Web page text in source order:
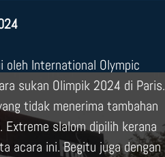
oleh International Olympic
sukan Olimpik 2024 di Paris.
tidak menerima tambahan
Extreme slalom dipilih kerana
acara ini. Begitu juga dengan